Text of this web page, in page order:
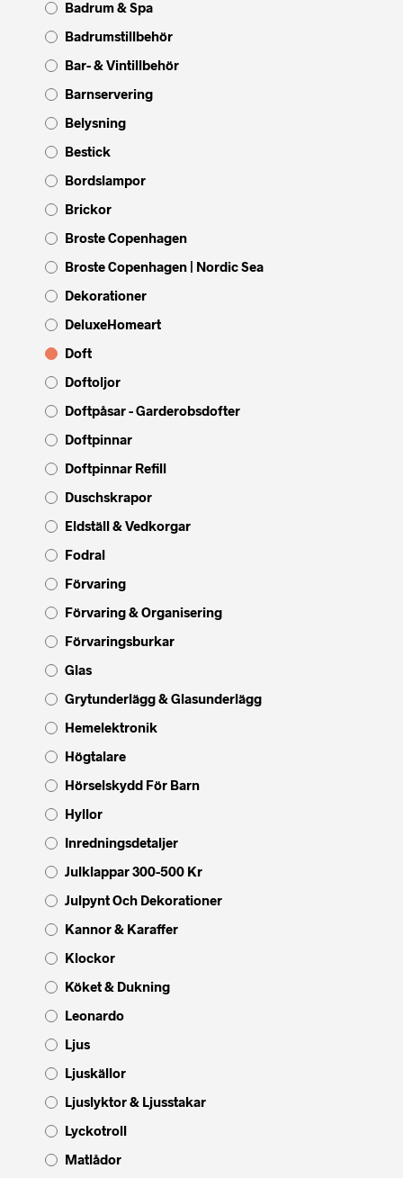
Badrum & Spa
Badrumstillbehör
Bar- & Vintillbehör
Barnservering
Belysning
Bestick
Bordslampor
Brickor
Broste Copenhagen
Broste Copenhagen | Nordic Sea
Dekorationer
DeluxeHomeart
Doft
Doftoljor
Doftpåsar - Garderobsdofter
Doftpinnar
Doftpinnar Refill
Duschskrapor
Eldställ & Vedkorgar
Fodral
Förvaring
Förvaring & Organisering
Förvaringsburkar
Glas
Grytunderlägg & Glasunderlägg
Hemelektronik
Högtalare
Hörselskydd För Barn
Hyllor
Inredningsdetaljer
Julklappar 300-500 Kr
Julpynt Och Dekorationer
Kannor & Karaffer
Klockor
Köket & Dukning
Leonardo
Ljus
Ljuskällor
Ljuslyktor & Ljusstakar
Lyckotroll
Matlådor